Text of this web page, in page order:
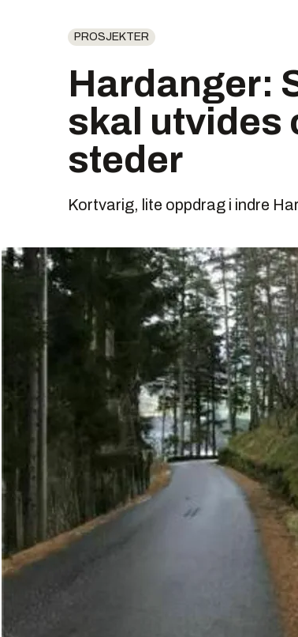
PROSJEKTER
Hardanger:
skal utvides
steder
Kortvarig, lite oppdrag i indre